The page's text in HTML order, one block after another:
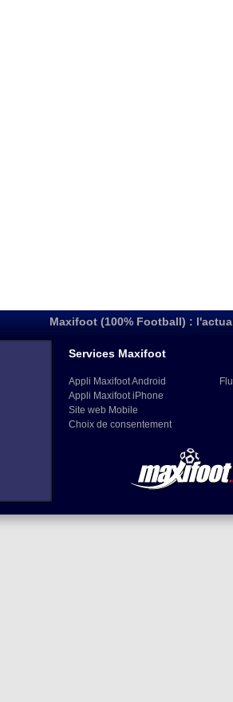
Maxifoot (100% Football) :
Services Maxifoot
Appli Maxifoot Android
Appli Maxifoot iPhone
Site web Mobile
Choix de consentement